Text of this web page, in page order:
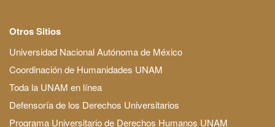
Otros Sitios
Universidad Nacional Autónoma de México
Coordinación de Humanidades UNAM
Toda la UNAM en línea
Defensoría de los Derechos Universitarios
Programa Universitario de Derechos Humanos UNAM